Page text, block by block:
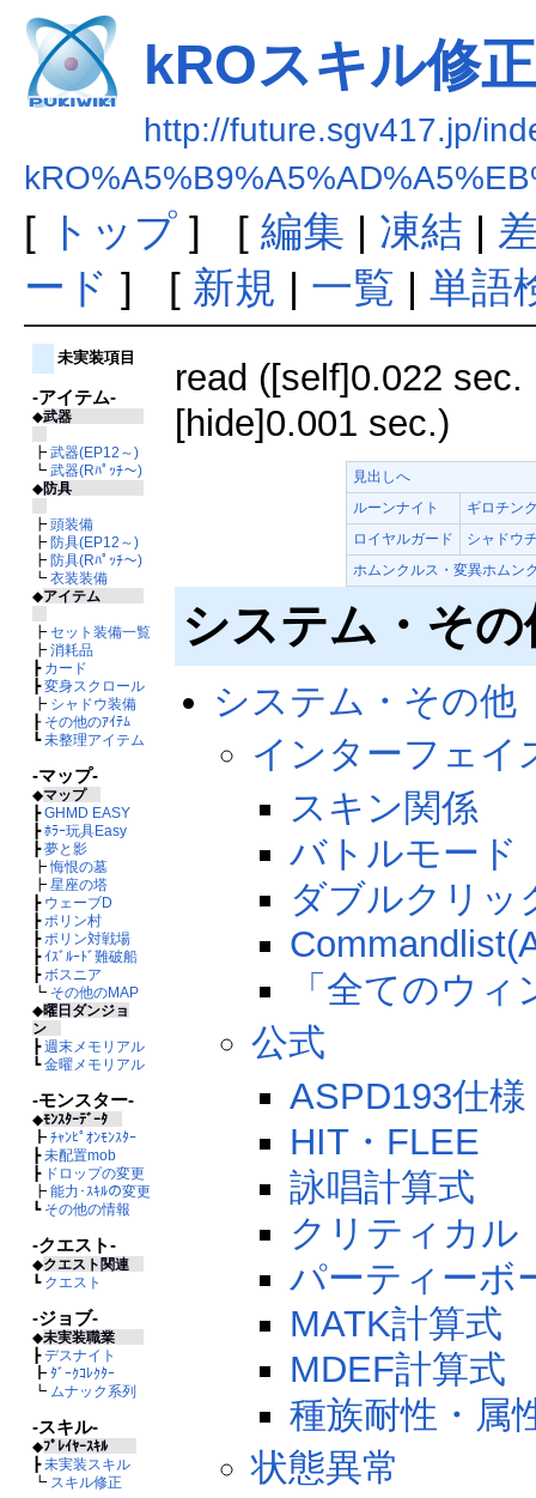
kROスキル修
http://future.sgv417.jp/
[ トップ] [ 編集 | 凍結 |
ード ] [ 新規 | 一覧 | 単語
未実装項目
-アイテム-
◆武器
┣ 武器(EP12～)
┗ 武器(Rﾊﾟｯﾁ～)
◆防具
┣ 頭装備
┣ 防具(EP12～)
┣ 防具(Rﾊﾟｯﾁ～)
┗ 衣装装備
◆アイテム
┣ セット装備一覧
┣ 消耗品
┣ カード
┣変身スクロール
┣ シャドウ装備
┠ その他のｱｲﾃﾑ
┗未整理アイテム
-マップ-
◆マップ
┣GHMD EASY
┣ﾎﾗｰ玩具Easy
┣夢と影
┣ 悔恨の墓
┣ 星座の塔
┣ ウェーブD
┣ ポリン村
┣ ポリン対戦場
┣ｲｽﾞﾙｰﾄﾞ難破船
┣ ボスニア
┗ その他のMAP
◆曜日ダンジョ
ン
┣週末メモリアル
┗金曜メモリアル
-モンスター-
◆ﾓﾝｽﾀｰﾃﾞｰﾀ
┣ ﾁｬﾝﾋﾟｵﾝﾓﾝｽﾀｰ
┣未配置mob
┣ ドロップの変更
┣ 能力･ｽｷﾙの変更
┗ その他の情報
-クエスト-
◆クエスト関連
┗ クエスト
-ジョブ-
◆未実装職業
┣デスナイト
┣ ﾀﾞｰｸｺﾚｸﾀｰ
┗ ムナック系列
-スキル-
◆ﾌﾟﾚｲﾔｰｽｷﾙ
┣未実装スキル
┗ スキル修正
read ([self]0.022
[hide]0.001 sec.)
見出しへ
ルーンナイト
ギロチン
ロイヤルガード
シャドウ
ホムンクルス・変異ホムン
システム・そ
システム・その他
インターフェイ
スキン関係
バトルモード
ダブルクリッ
「全てのウ
公式
ASPD193仕様
HIT・FLEE
詠唱計算式
クリティカル
パーティーボ
MATK計算式
MDEF計算式
種族耐性・属
状態異常